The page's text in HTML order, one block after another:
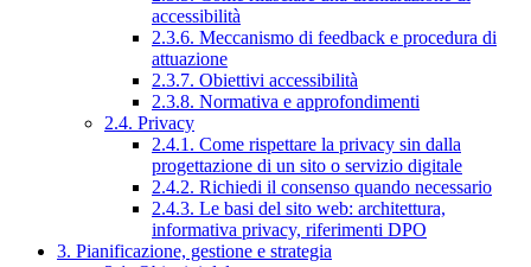
accessibilità
2.3.6. Meccanismo di feedback e procedura di
attuazione
2.3.7. Obiettivi accessibilità
2.3.8. Normativa e approfondimenti
2.4. Privacy
2.4.1. Come rispettare la privacy sin dalla
progettazione di un sito o servizio digitale
2.4.2. Richiedi il consenso quando necessario
2.4.3. Le basi del sito web: architettura,
informativa privacy, riferimenti DPO
3. Pianificazione, gestione e strategia